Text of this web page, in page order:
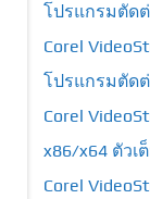
โปรแกรมตัด
Corel
โปรแกรมตัด
Corel
x86/x64 ตัวเ
Corel